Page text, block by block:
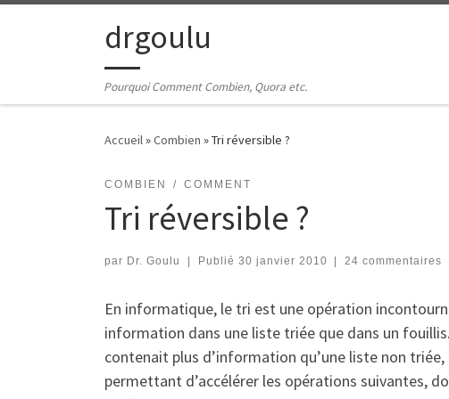
Passer au contenudrgoulu
Pourquoi Comment Combien, Quora etc.
Accueil»Combien »Tri réversible ?
COMBIEN COMMENT
Tri réversible ?
par Dr. Goulu Publié 30 janvier 2010 24 commentaires
En informatique, le tri est une opération
information dans une liste triée que dans un
contenait plus d’information qu’une liste non
permettant d’accélérer les opérations suivantes,